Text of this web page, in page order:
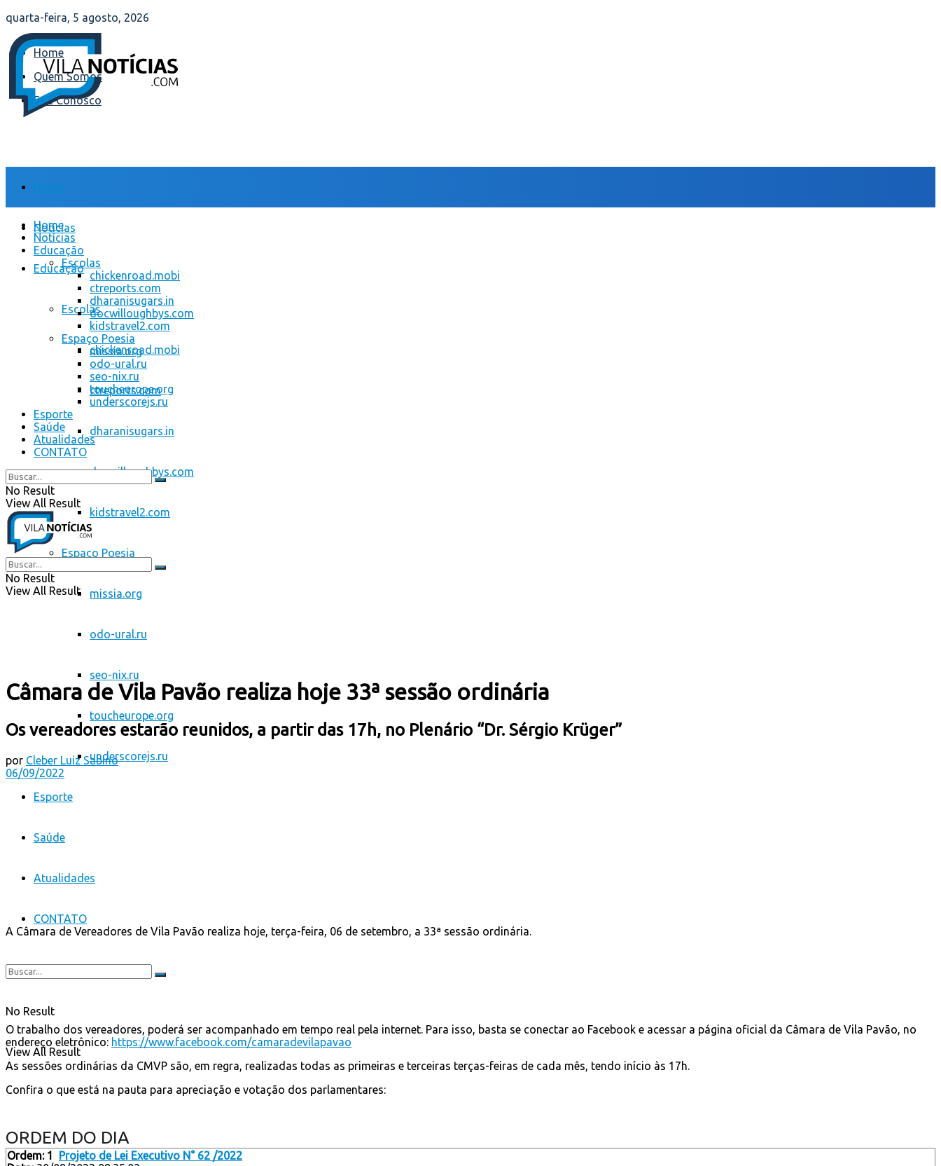
quarta-feira, 5 agosto, 2026
Home
Quem Somos
Fale Conosco
Home
Notícias
Educação
Escolas
chickenroad.mobi
ctreports.com
dharanisugars.in
docwilloughbys.com
kidstravel2.com
Espaço Poesia
missia.org
odo-ural.ru
seo-nix.ru
toucheurope.org
underscorejs.ru
Esporte
Saúde
Atualidades
CONTATO
No Result
View All Result
Home
Notícias
Educação
Escolas
chickenroad.mobi
ctreports.com
dharanisugars.in
docwilloughbys.com
kidstravel2.com
Espaço Poesia
missia.org
odo-ural.ru
seo-nix.ru
toucheurope.org
underscorejs.ru
Esporte
Saúde
Atualidades
CONTATO
No Result
View All Result
No Result
View All Result
Câmara de Vila Pavão realiza hoje 33ª sessão ordinária
Os vereadores estarão reunidos, a partir das 17h, no Plenário “Dr. Sérgio Krüger”
por Cleber Luiz Sabino
06/09/2022
A Câmara de Vereadores de Vila Pavão realiza hoje, terça-feira, 06 de setembro, a 33ª sessão ordinária.
O trabalho dos vereadores, poderá ser acompanhado em tempo real pela internet. Para isso, basta se conectar ao Facebook e acessar a página oficial da Câmara de Vila Pavão, no
endereço eletrônico: https://www.facebook.com/camaradevilapavao
As sessões ordinárias da CMVP são, em regra, realizadas todas as primeiras e terceiras terças-feiras de cada mês, tendo início às 17h.
Confira o que está na pauta para apreciação e votação dos parlamentares:
ORDEM DO DIA
Ordem: 1 Projeto de Lei Executivo N° 62 /2022